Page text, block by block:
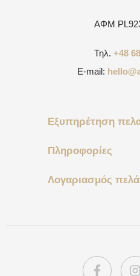
ΑΦΜ
Τηλ. +48
E-mail:
Εξυπηρέτηση
Πληροφορίες
Λογαριασμός